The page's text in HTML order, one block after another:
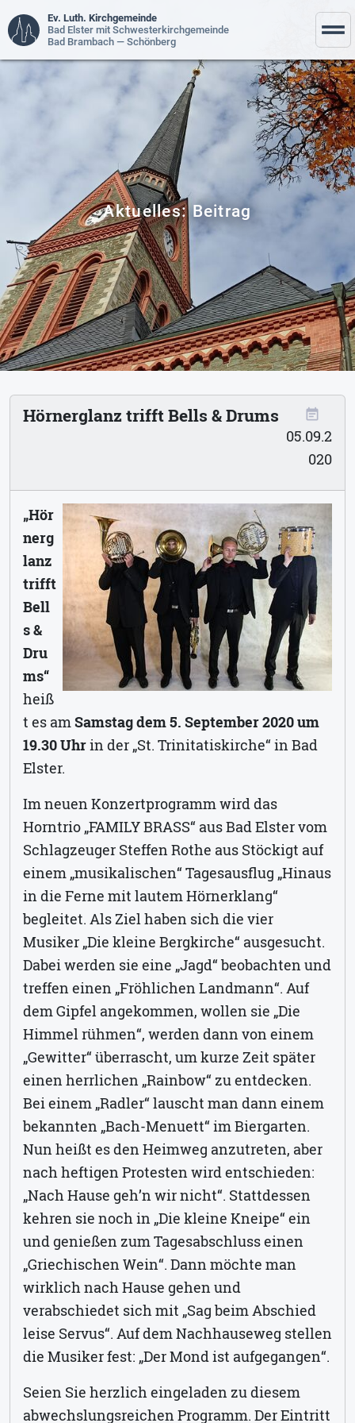
Ev. Luth. Kirchgemeinde
Bad Elster mit Schwesterkirchgemeinde
Bad Brambach — Schönberg
Aktuelles: Beitrag
Hörnerglanz trifft Bells & Drums event_note
05.09.2
020
„Hör
nerg
lanz
trifft
Bell
s &
Dru
ms“
heiß
t es am Samstag dem 5. September 2020 um
19.30 Uhrin der „St. Trinitatiskirche“ in Bad
Elster.
Im neuen Konzertprogramm wird das
Horntrio „FAMILY BRASS“ aus Bad Elster vom
Schlagzeuger Steffen Rothe aus Stöckigt auf
einem „musikalischen“ Tagesausflug „Hinaus
in die Ferne mit lautem Hörnerklang“
begleitet. Als Ziel haben sich die vier
Musiker „Die kleine Bergkirche“ ausgesucht.
Dabei werden sie eine „Jagd“ beobachten und
treffen einen „Fröhlichen Landmann“. Auf
dem Gipfel angekommen, wollen sie „Die
Himmel rühmen“, werden dann von einem
„Gewitter“ überrascht, um kurze Zeit später
einen herrlichen „Rainbow“ zu entdecken.
Bei einem „Radler“ lauscht man dann einem
bekannten „Bach-Menuett“ im Biergarten.
Nun heißt es den Heimweg anzutreten, aber
nach heftigen Protesten wird entschieden:
„Nach Hause geh’n wir nicht“. Stattdessen
kehren sie noch in „Die kleine Kneipe“ ein
und genießen zum Tagesabschluss einen
„Griechischen Wein“. Dann möchte man
wirklich nach Hause gehen und
verabschiedet sich mit „Sag beim Abschied
leise Servus“. Auf dem Nachhauseweg stellen
die Musiker fest: „Der Mond ist aufgegangen“.
Seien Sie herzlich eingeladen zu diesem
abwechslungsreichen Programm. Der Eintritt